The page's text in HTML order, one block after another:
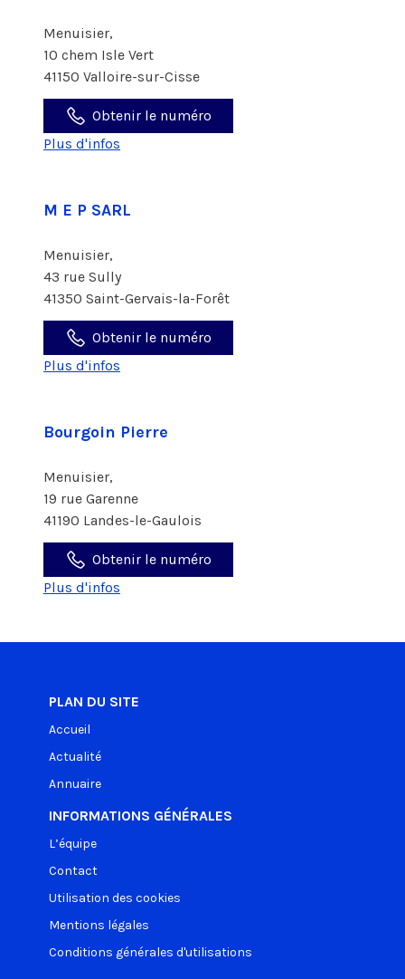
Menuisier,
10 chem Isle Vert
41150 Valloire-sur-Cisse
Obtenir le numéro
Plus d'infos
M E P SARL
Menuisier,
43 rue Sully
41350 Saint-Gervais-la-Forêt
Obtenir le numéro
Plus d'infos
Bourgoin Pierre
Menuisier,
19 rue Garenne
41190 Landes-le-Gaulois
Obtenir le numéro
Plus d'infos
PLAN DU SITE
Accueil
Actualité
Annuaire
INFORMATIONS GÉNÉRALES
L’équipe
Contact
Utilisation des cookies
Mentions légales
Conditions générales d'utilisations